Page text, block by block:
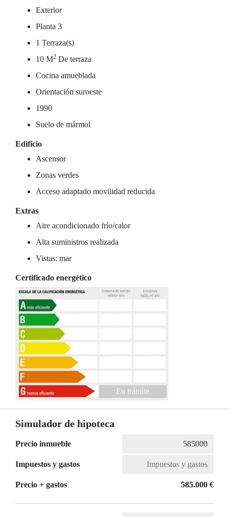
Exterior
Planta 3
1 Terraza(s)
10 M2 De terraza
Cocina amueblada
Orientación suroeste
1990
Suelo de mármol
Edificio
Ascensor
Zonas verdes
Acceso adaptado movilidad reducida
Extras
Aire acondicionado frío/calor
Alta suministros realizada
Vistas: mar
Certificado energético
En trámite
Simulador de hipoteca
Precio inmueble
Impuestos y gastos
Precio + gastos 585.000 €